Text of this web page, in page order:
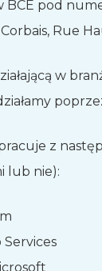
BCE pod
Rue
w
z
lub nie):